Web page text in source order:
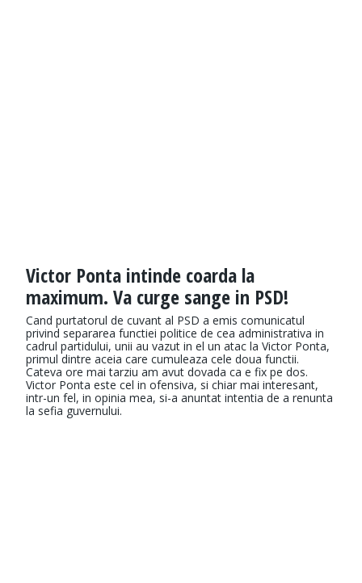
Victor Ponta intinde coarda la
maximum. Va curge sange in PSD!
Cand purtatorul de cuvant al PSD a emis comunicatul
privind separarea functiei politice de cea administrativa in
cadrul partidului, unii au vazut in el un atac la Victor Ponta,
primul dintre aceia care cumuleaza cele doua functii.
Cateva ore mai tarziu am avut dovada ca e fix pe dos.
Victor Ponta este cel in ofensiva, si chiar mai interesant,
intr-un fel, in opinia mea, si-a anuntat intentia de a renunta
la sefia guvernului.